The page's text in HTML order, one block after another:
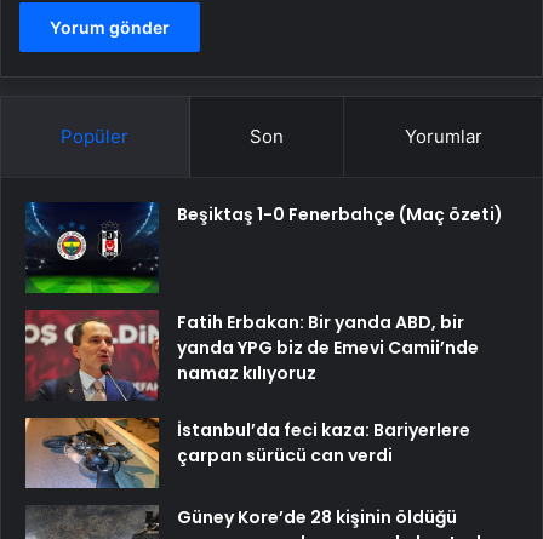
Popüler Son Yorumlar
Beşiktaş 1-0 Fenerbahçe (Maç özeti)
Fatih Erbakan: Bir yanda ABD, bir
yanda YPG biz de Emevi Camii’nde
namaz kılıyoruz
İstanbul’da feci kaza: Bariyerlere
çarpan sürücü can verdi
Güney Kore’de 28 kişinin öldüğü